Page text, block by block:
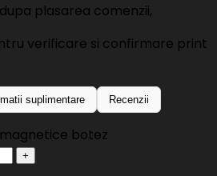
plasarea comenzii,
verificare si confirmare print
suplimentare Recenzii
botez